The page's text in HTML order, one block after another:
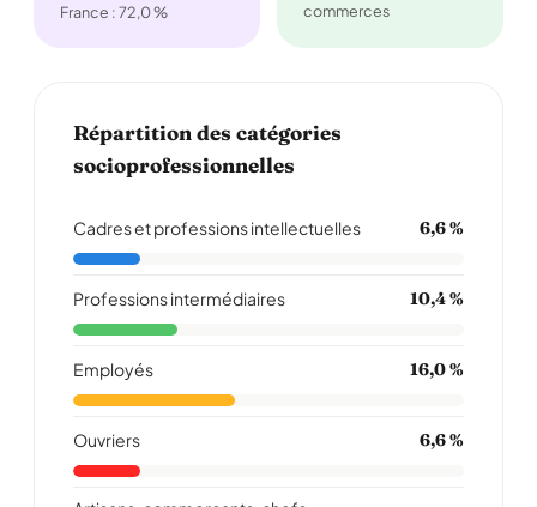
France : 72,0 %
commerces
Répartition des catégories
socioprofessionnelles
Cadres et professions intellectuelles 6,6 %
Professions intermédiaires 10,4 %
Employés 16,0 %
Ouvriers 6,6 %